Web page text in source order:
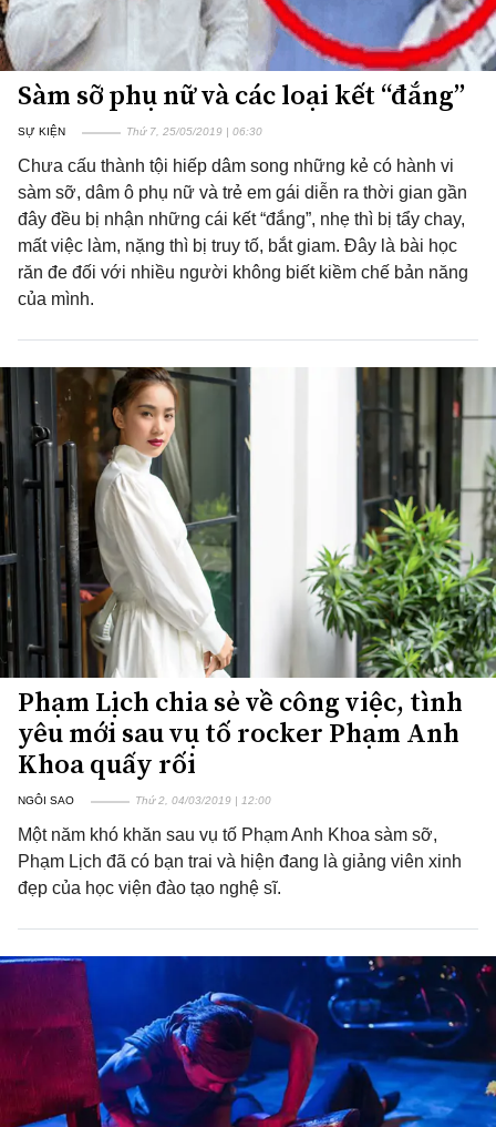
Sàm sỡ phụ nữ và các loại kết “đắng”
SỰ KIỆN Thứ 7, 25/05/2019 | 06:30
Chưa cấu thành tội hiếp dâm song những kẻ có hành vi
sàm sỡ, dâm ô phụ nữ và trẻ em gái diễn ra thời gian gần
đây đều bị nhận những cái kết “đắng”, nhẹ thì bị tẩy chay,
mất việc làm, nặng thì bị truy tố, bắt giam. Đây là bài học
răn đe đối với nhiều người không biết kiềm chế bản năng
của mình.
Phạm Lịch chia sẻ về công việc, tình
yêu mới sau vụ tố rocker Phạm Anh
Khoa quấy rối
NGÔI SAO Thứ 2, 04/03/2019 | 12:00
Một năm khó khăn sau vụ tố Phạm Anh Khoa sàm sỡ,
Phạm Lịch đã có bạn trai và hiện đang là giảng viên xinh
đẹp của học viện đào tạo nghệ sĩ.